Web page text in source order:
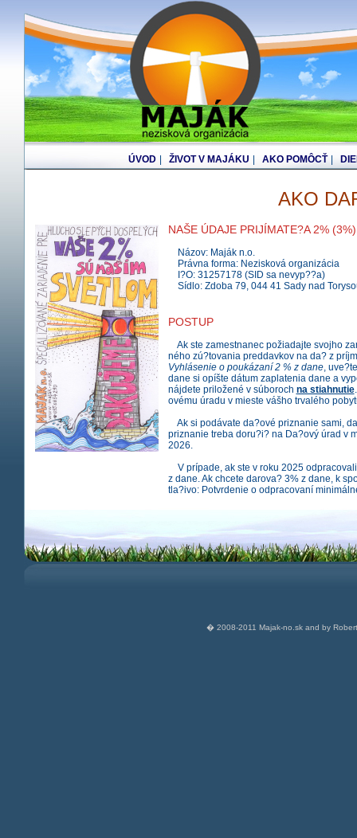
ÚVOD ŽIVOT V MAJÁKU AKO POMÔCŤ|
AKO
NAŠE ÚDAJE PRIJÍMATE?A 2% (3%)
Názov: Maják n.o.
Právna forma: Nezisková organizácia
I?O: 31257178 (SID sa nevyp??a)
Sídlo: Zdoba 79, 044 41 Sady nad
POSTUP
Ak ste zamestnanec požiadajte svojho
ného zú?tovania preddavkov na da? z
Vyhlásenie o poukázaní 2 % z dane,
dane si opíšte dátum zaplatenia dane a
nájdete priložené v súboroch na stiahnutie
ovému úradu v mieste vášho trvalého
Ak si podávate da?ové priznanie sami,
priznanie treba doru?i? na Da?ový úrad v
2026.
V prípade, ak ste v roku 2025
z dane. Ak chcete darova? 3% z dane, k
tla?ivo: Potvrdenie o odpracovaní
� 2008-2011 Majak-no.sk and by